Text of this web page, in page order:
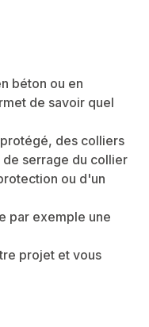
béton ou en
de savoir quel
des colliers
de serrage du collier
ou d'un
par exemple une
projet et vous